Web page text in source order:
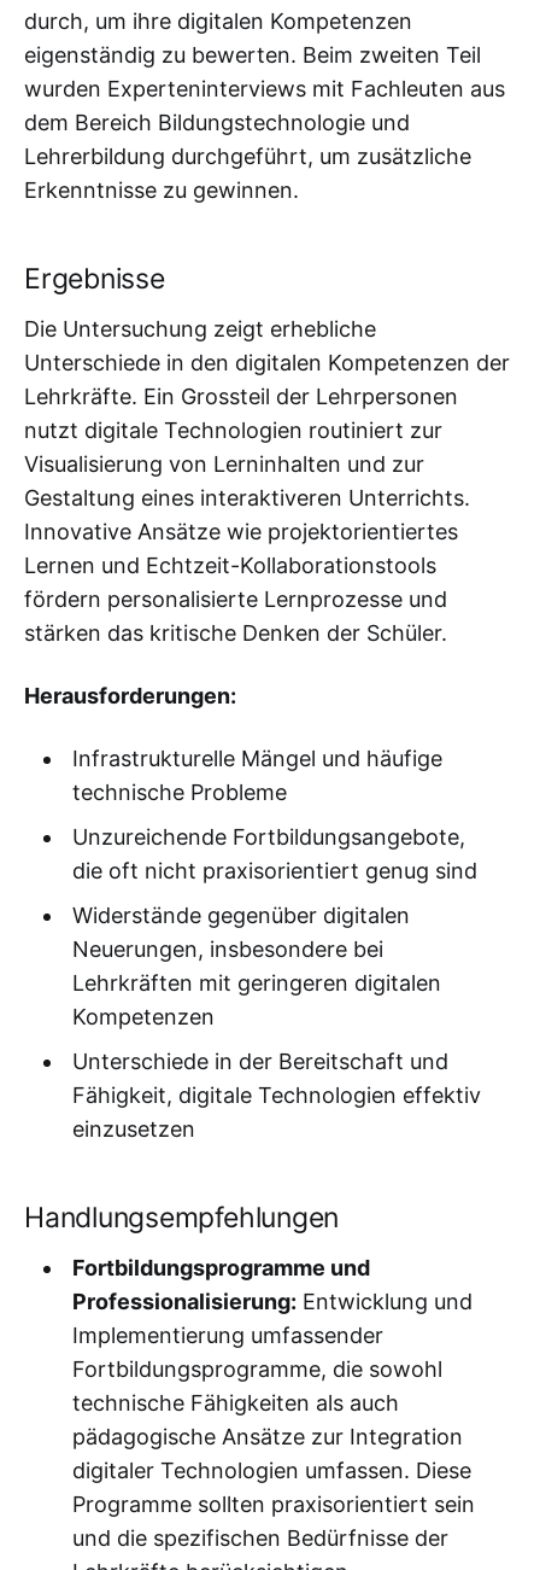
durch, um ihre digitalen Kompetenzen
eigenständig zu bewerten. Beim zweiten Teil
wurden Experteninterviews mit Fachleuten aus
dem Bereich Bildungstechnologie und
Lehrerbildung durchgeführt, um zusätzliche
Erkenntnisse zu gewinnen.
Ergebnisse
Die Untersuchung zeigt erhebliche
Unterschiede in den digitalen Kompetenzen der
Lehrkräfte. Ein Grossteil der Lehrpersonen
nutzt digitale Technologien routiniert zur
Visualisierung von Lerninhalten und zur
Gestaltung eines interaktiveren Unterrichts.
Innovative Ansätze wie projektorientiertes
Lernen und Echtzeit-Kollaborationstools
fördern personalisierte Lernprozesse und
stärken das kritische Denken der Schüler.
Herausforderungen:
Infrastrukturelle Mängel und häufige
technische Probleme
Unzureichende Fortbildungsangebote,
die oft nicht praxisorientiert genug sind
Widerstände gegenüber digitalen
Neuerungen, insbesondere bei
Lehrkräften mit geringeren digitalen
Kompetenzen
Unterschiede in der Bereitschaft und
Fähigkeit, digitale Technologien effektiv
einzusetzen
Handlungsempfehlungen
Fortbildungsprogramme und
Professionalisierung: Entwicklung und
Implementierung umfassender
Fortbildungsprogramme, die sowohl
technische Fähigkeiten als auch
pädagogische Ansätze zur Integration
digitaler Technologien umfassen. Diese
Programme sollten praxisorientiert sein
und die spezifischen Bedürfnisse der